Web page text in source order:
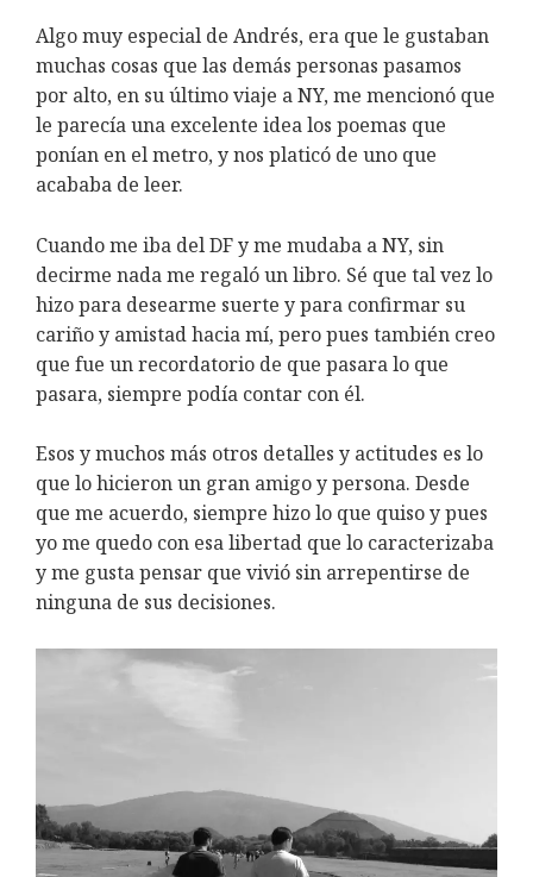
Algo muy especial de Andrés, era que le gustaban
muchas cosas que las demás personas pasamos
por alto, en su último viaje a NY, me mencionó que
le parecía una excelente idea los poemas que
ponían en el metro, y nos platicó de uno que
acababa de leer.
Cuando me iba del DF y me mudaba a NY, sin
decirme nada me regaló un libro. Sé que tal vez lo
hizo para desearme suerte y para confirmar su
cariño y amistad hacia mí, pero pues también creo
que fue un recordatorio de que pasara lo que
pasara, siempre podía contar con él.
Esos y muchos más otros detalles y actitudes es lo
que lo hicieron un gran amigo y persona. Desde
que me acuerdo, siempre hizo lo que quiso y pues
yo me quedo con esa libertad que lo caracterizaba
y me gusta pensar que vivió sin arrepentirse de
ninguna de sus decisiones.